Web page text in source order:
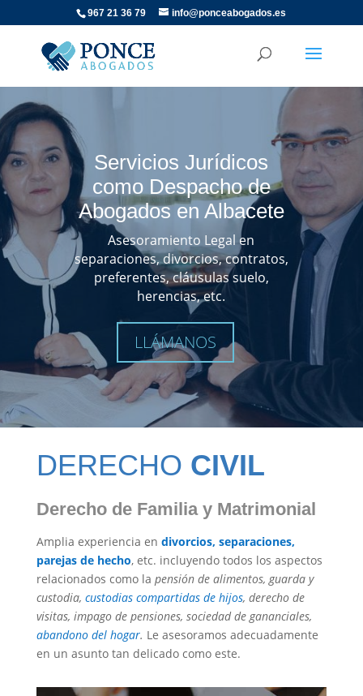
967 21 36 79 info@ponceabogados.es
Servicios Jurídicos
como Despacho de
Abogados en Albacete
Asesoramiento Legal en
separaciones, divorcios, contratos,
preferentes, cláusulas suelo,
herencias, etc.
LLÁMANOS
DERECHO CIVIL
Derecho de Familia y Matrimonial
Amplia experiencia en divorcios, separaciones,
parejas de hecho, etc. incluyendo todos los aspectos
relacionados como la pensión de alimentos, guarda y
custodia, custodias compartidas de hijos, derecho de
visitas, impago de pensiones, sociedad de gananciales,
abandono del hogar. Le asesoramos adecuadamente
en un asunto tan delicado como este.